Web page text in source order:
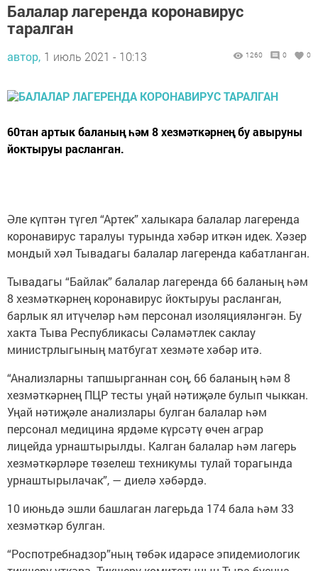
Балалар лагеренда коронавирус
таралган
автор, 1 июль 2021 - 10:13 1260 0 0
60тан артык баланың һәм 8 хезмәткәрнең бу авыруны
йоктыруы расланган.
Әле күптән түгел “Артек” халыкара балалар лагеренда
коронавирус таралуы турында хәбәр иткән идек. Хәзер
мондый хәл Тывадагы балалар лагеренда кабатланган.
Тывадагы “Байлак” балалар лагеренда 66 баланың һәм
8 хезмәткәрнең коронавирус йоктыруы расланган,
барлык ял итүчеләр һәм персонал изоляцияләнгән. Бу
хакта Тыва Республикасы Сәламәтлек саклау
министрлыгының матбугат хезмәте хәбәр итә.
“Анализларны тапшырганнан соң, 66 баланың һәм 8
хезмәткәрнең ПЦР тесты уңай нәтиҗәле булып чыккан.
Уңай нәтиҗәле анализлары булган балалар һәм
персонал медицина ярдәме күрсәтү өчен аграр
лицейда урнаштырылды. Калган балалар һәм лагерь
хезмәткәрләре төзелеш техникумы тулай торагында
урнаштырылачак”, — диелә хәбәрдә.
10 июньдә эшли башлаган лагерьда 174 бала һәм 33
хезмәткәр булган.
“Роспотребнадзор”ның төбәк идарәсе эпидемиологик